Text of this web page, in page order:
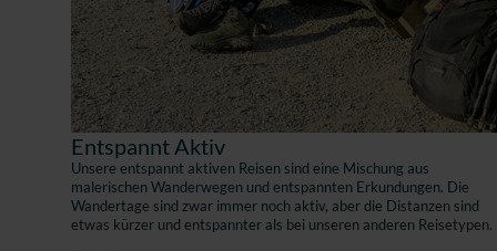
Entspannt Aktiv
Unsere entspannt aktiven Reisen sind eine Mischung aus
malerischen Wanderwegen und entspannten Erkundungen. Die
Wandertage sind zwar immer noch aktiv, aber die Distanzen sind
etwas kürzer und entspannter als bei unseren anderen Reisetypen.